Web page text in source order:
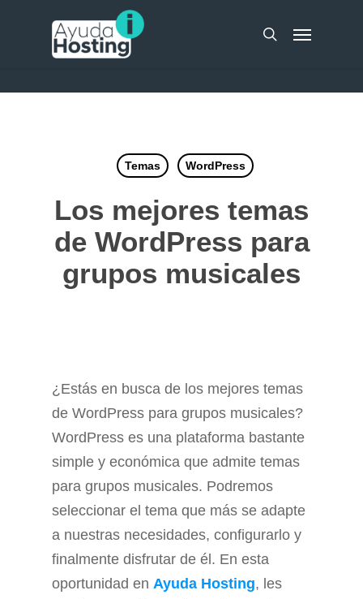
search
Menu
Temas WordPress
Los mejores temas
de WordPress para
grupos musicales
¿Estás en busca de los mejores temas
de WordPress para grupos musicales?
WordPress es una plataforma bastante
simple y económica que admite temas
para grupos musicales. Podremos
seleccionar el tema que más se adapte
a nuestras necesidades, configurarlo y
finalmente disfrutar de él. En esta
oportunidad en Ayuda Hosting, les